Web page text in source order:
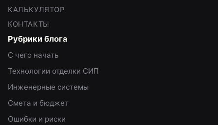
КАЛЬКУЛЯТОР
КОНТАКТЫ
Рубрики блога
С чего начать
Технологии отделки СИП
Инженерные системы
Смета и бюджет
Ошибки и риски